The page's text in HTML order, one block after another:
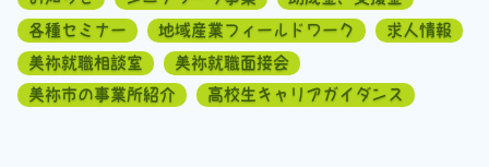
各種セミナー
地域産業フィールドワーク
求人情報
美祢就職相談室
美祢就職面接会
美祢市の事業所紹介
高校生キャリアガイダンス